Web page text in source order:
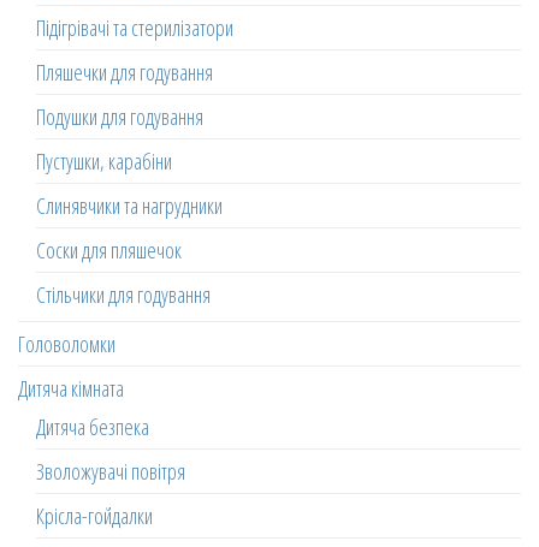
Підігрівачі та стерилізатори
Пляшечки для годування
Подушки для годування
Пустушки, карабіни
Слинявчики та нагрудники
Соски для пляшечок
Стільчики для годування
Головоломки
Дитяча кімната
Дитяча безпека
Зволожувачі повітря
Крісла-гойдалки